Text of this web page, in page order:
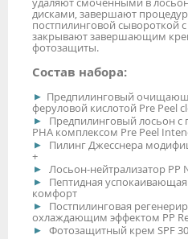
дисками, завершают
постпилинговой
закрывают завершающим
фотозащиты.
Состав набора:
Предпилинговый
феруловой кислотой Pre Peel
Предпилинговый лосьон с
РНА комплексом Pre Peel
Пилинг Джесснера
+
Лосьон-нейтрализатор PP
Пептидная
комфорт
Постпилинговая
охлаждающим эффектом PP
Фотозащитный крем SPF 30